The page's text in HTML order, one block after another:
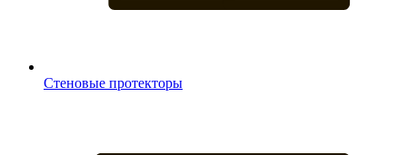
Стеновые протекторы